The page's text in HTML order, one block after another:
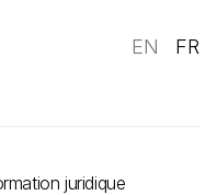
EN FR
juridique